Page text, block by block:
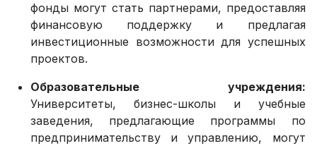
фонды могут стать партнерами, предоставляя
финансовую поддержку и предлагая
инвестиционные возможности для успешных
проектов.
Образовательные учреждения:
Университеты, бизнес-школы и учебные
заведения, предлагающие программы по
предпринимательству и управлению, могут